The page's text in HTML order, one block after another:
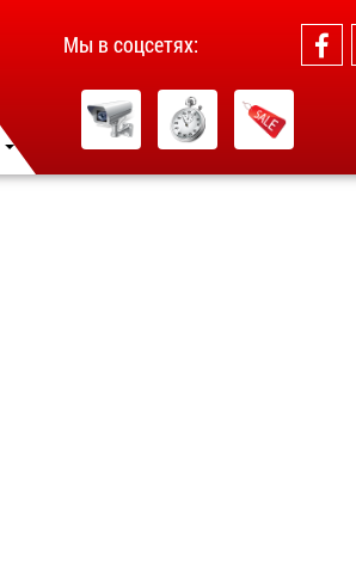
Мы в соцсетях: